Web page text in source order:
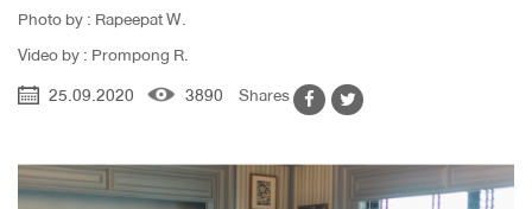
Photo by : Rapeepat W.
Video by : Prompong R.
25.09.2020
3890 Shares